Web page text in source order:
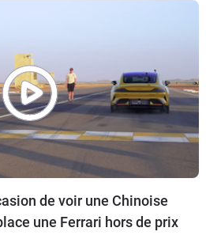
de voir une Chinoise
une Ferrari hors de prix